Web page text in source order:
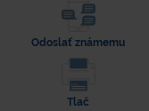
Odoslať známemu
Tlač